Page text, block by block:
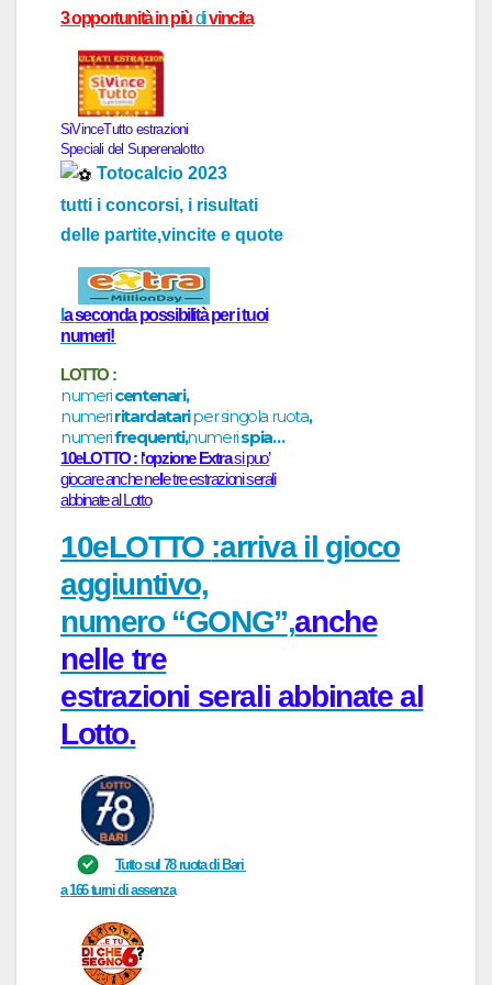
3 opportunità in piùdivincita
SiVinceTuttoestrazioni
Speciali del Superenalotto
Totocalcio 2023
tutti i concorsi, i risultati
delle partite,vincite e quote
aseconda possibilità per i tuoi
numeri!
LOTTO :
numericentenari,
numeriritardatariper singola ruota,
numerifrequenti,numerispia…
10eLOTTO : l‘opzione Extrasi puo’
giocare anche nelle tre estrazioni serali
abbinate al Lotto
10eLOTTO :arriva il gioco
aggiuntivo,
numero “GONG”,anche
nelle tre
estrazioni serali abbinate al
Lotto.
Tutto sul 78 ruota diBari
a166turnidi assenza